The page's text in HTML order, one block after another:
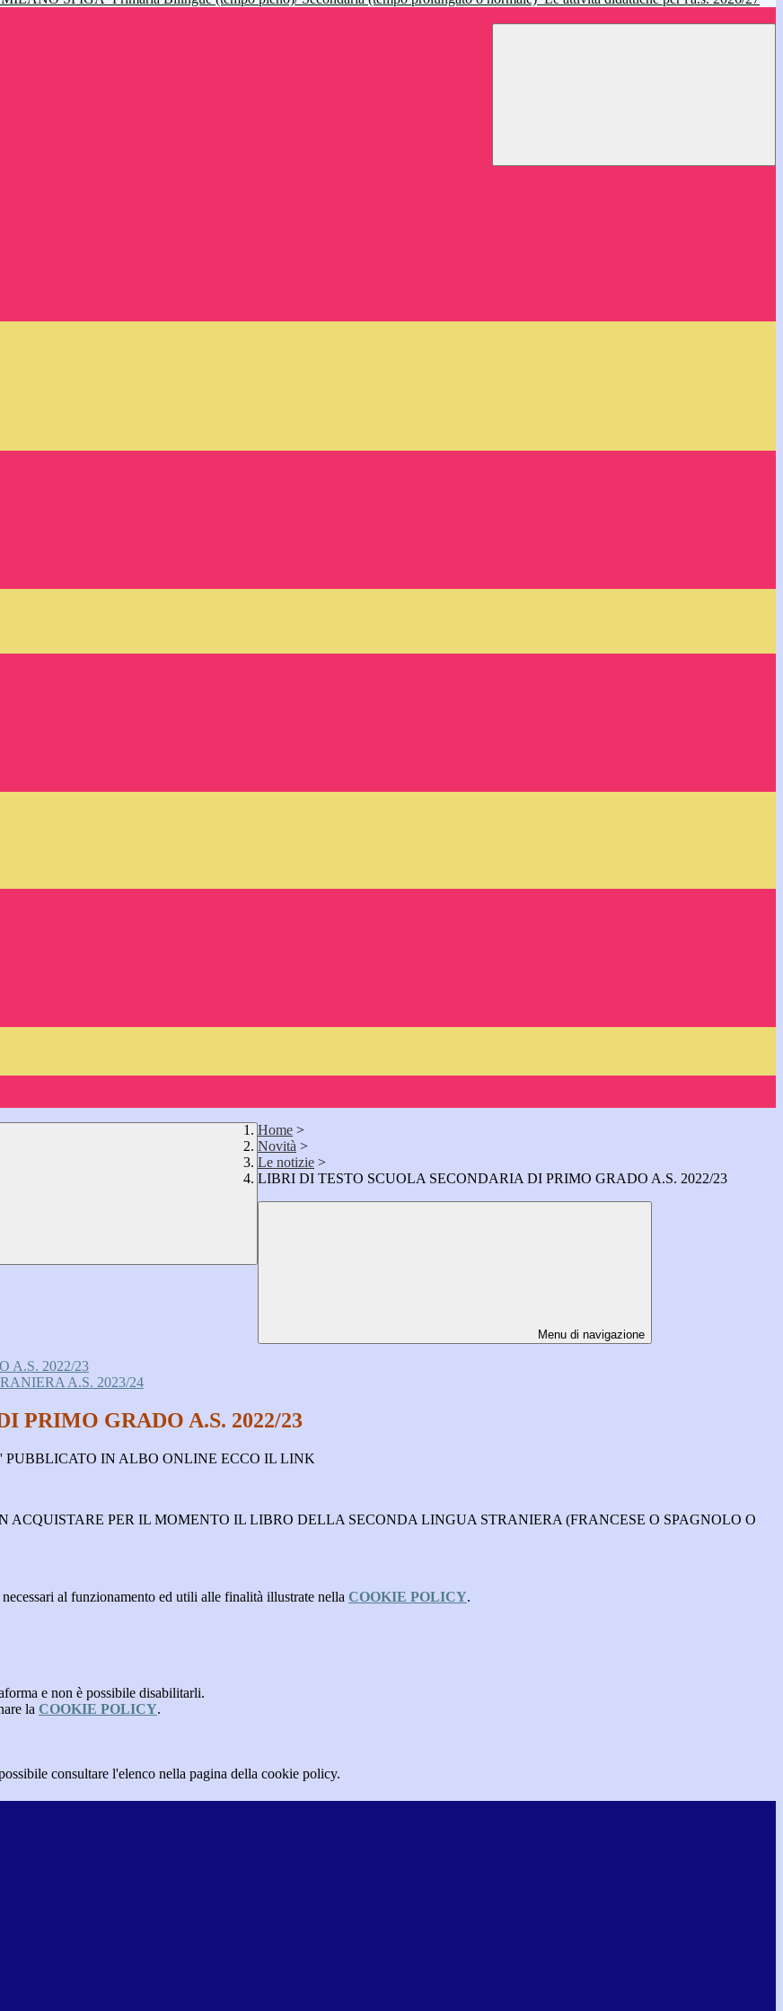
Home >
Novità >
Le notizie >
LIBRI DI TESTO SCUOLA SECONDARIA DI PRIMO GRADO A.S. 2022/23
Menu di navigazione
A.S. 2022/23
A.S. 2023/24
PRIMO GRADO A.S. 2022/23
PUBBLICATO IN ALBO ONLINE ECCO IL LINK
ACQUISTARE PER IL MOMENTO IL LIBRO DELLA SECONDA LINGUA STRANIERA (FRANCESE O SPAGNOLO O
al funzionamento ed utili alle finalità illustrate nella COOKIE POLICY.
e non è possibile disabilitarli.
la COOKIE POLICY.
consultare l'elenco nella pagina della cookie policy.